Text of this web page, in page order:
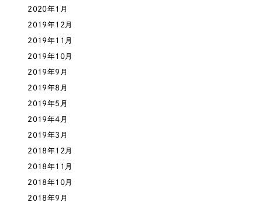
その他
さらに条件を追加する
2020年1月
2019年12月
2019年11月
2019年10月
2019年9月
2019年8月
2019年5月
2019年4月
2019年3月
2018年12月
2018年11月
2018年10月
2018年9月